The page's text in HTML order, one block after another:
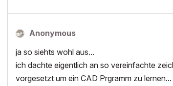
Anonymous
ja so siehts wohl aus...
ich dachte eigentlich an so vereinfachte
vorgesetzt um ein CAD Prgramm zu lernen...